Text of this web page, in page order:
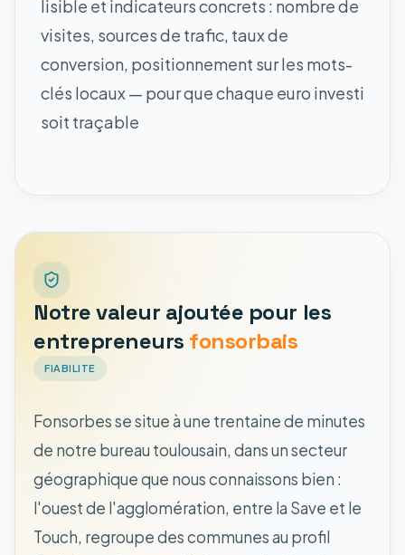
lisible et indicateurs concrets : nombre de
visites, sources de trafic, taux de
conversion, positionnement sur les mots-
clés locaux — pour que chaque euro investi
soit traçable
Notre valeur ajoutée pour les
entrepreneurs fonsorbais
FIABILITE
Fonsorbes se situe à une trentaine de minutes
de notre bureau toulousain, dans un secteur
géographique que nous connaissons bien :
l'ouest de l'agglomération, entre la Save et le
Touch, regroupe des communes au profil